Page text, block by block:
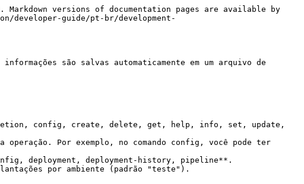
versions of documentation pages are available by
developer-guide/pt-br/development-
são salvas automaticamente em um arquivo de
config, create, delete, get, help, info, set, update,
operação. Por exemplo, no comando config, você pode ter
deployment, deployment-history, pipeline**.
por ambiente (padrão "teste").